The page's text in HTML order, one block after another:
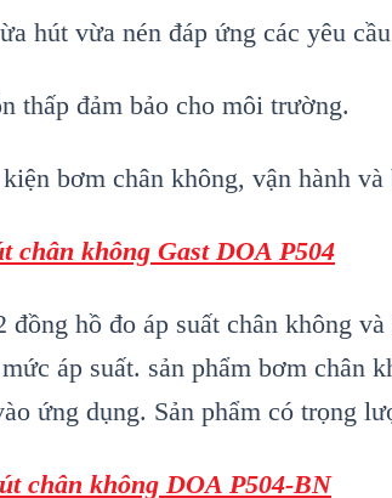
hút vừa nén đáp ứng các yêu
thấp đảm bảo cho môi trường.
bơm chân không, vận hành và
chân không Gast DOA P504
đồng hồ đo áp suất chân không
áp suất. sản phẩm bơm
ứng dụng. Sản phẩm có trọng
út chân không DOA P504-BN